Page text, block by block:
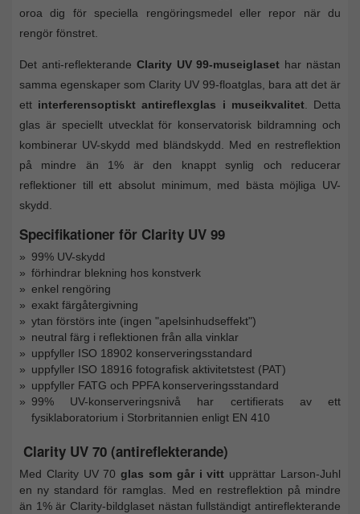
oroa dig för speciella rengöringsmedel eller repor när du
rengör fönstret.
Det anti-reflekterande Clarity UV 99-museiglaset har nästan
samma egenskaper som Clarity UV 99-floatglas, bara att det är
ett interferensoptiskt antireflexglas i museikvalitet. Detta
glas är speciellt utvecklat för konservatorisk bildramning och
kombinerar UV-skydd med bländskydd. Med en restreflektion
på mindre än 1% är den knappt synlig och reducerar
reflektioner till ett absolut minimum, med bästa möjliga UV-
skydd.
Specifikationer för Clarity UV 99
99% UV-skydd
förhindrar blekning hos konstverk
enkel rengöring
exakt färgåtergivning
ytan förstörs inte (ingen "apelsinhudseffekt")
neutral färg i reflektionen från alla vinklar
uppfyller ISO 18902 konserveringsstandard
uppfyller ISO 18916 fotografisk aktivitetstest (PAT)
uppfyller FATG och PPFA konserveringsstandard
99% UV-konserveringsnivå har certifierats av ett
fysiklaboratorium i Storbritannien enligt EN 410
Clarity UV 70 (antireflekterande)
Med Clarity UV 70glas som går i vitt upprättar Larson-Juhl
en ny standard för ramglas. Med en restreflektion på mindre
än 1% är Clarity-bildglaset nästan fullständigt antireflekterande